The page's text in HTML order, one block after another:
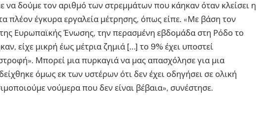
να δούμε τον αριθμό των στρεμμάτων που κάηκαν όταν κλείσει η
πλέον έγκυρα εργαλεία μέτρησης, όπως είπε. «Με βάση τον
της Ευρωπαϊκής Ένωσης, την περασμένη εβδομάδα στη Ρόδο το
είχε μικρή έως μέτρια ζημιά […] το 9% έχει υποστεί
Μπορεί μια πυρκαγιά να μας απασχόλησε για μια
όμως εκ των υστέρων ότι δεν έχει οδηγήσει σε ολική
νούμερα που δεν είναι βέβαια», συνέστησε.